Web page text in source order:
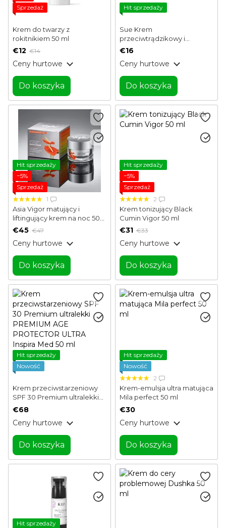
Sprzedaż
Krem do twarzy z
rokitnikiem 50 ml
€12 €14
Ceny hurtowe
Do koszyka
Hit sprzedaży
Sue Krem
przeciwtrądzikowy i
przeciwzapalny do twarzy
€16
Ceny hurtowe
Do koszyka
Hit sprzedaży
−5%
Sprzedaż
1
Asia Vigor matujący i
liftingujący krem ​​na noc 50
ml
€45 €47
Ceny hurtowe
Do koszyka
Hit sprzedaży
−5%
Sprzedaż
2
Krem tonizujący Black
Cumin Vigor 50 ml
€31 €33
Ceny hurtowe
Do koszyka
Hit sprzedaży
Nowość
Krem przeciwstarzeniowy
SPF 30 Premium ultralekki
PREMIUM AGE PROTECTOR
€68
Ceny hurtowe
Do koszyka
Hit sprzedaży
Nowość
2
Krem-emulsja ultra matująca
Mila perfect 50 ml
€30
Ceny hurtowe
Do koszyka
Hit sprzedaży